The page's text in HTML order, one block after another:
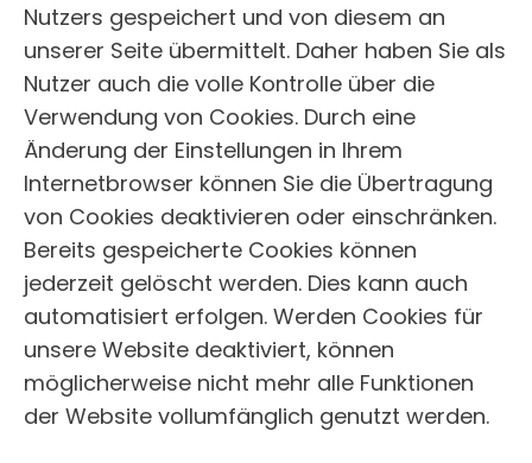
Nutzers gespeichert und von diesem an
unserer Seite übermittelt. Daher haben Sie als
Nutzer auch die volle Kontrolle über die
Verwendung von Cookies. Durch eine
Änderung der Einstellungen in Ihrem
Internetbrowser können Sie die Übertragung
von Cookies deaktivieren oder einschränken.
Bereits gespeicherte Cookies können
jederzeit gelöscht werden. Dies kann auch
automatisiert erfolgen. Werden Cookies für
unsere Website deaktiviert, können
möglicherweise nicht mehr alle Funktionen
der Website vollumfänglich genutzt werden.